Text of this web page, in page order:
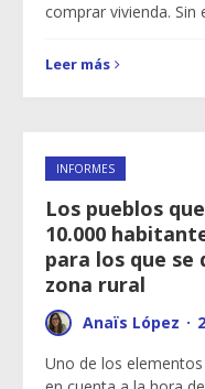
comprar vivienda.
Leer más
INFORMES
Los pueblos
10.000
para los que se
zona rural
Anaïs López ·
Uno de los